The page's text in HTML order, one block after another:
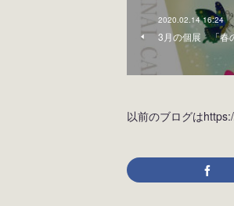
2020.02.14 16:24
3月の個展 「春
以前のブログは